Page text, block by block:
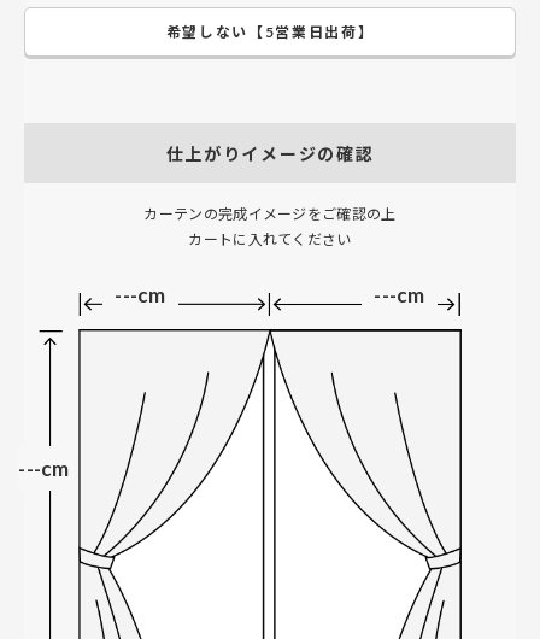
希望しない【5営業日出荷】
仕上がりイメージの確認
カーテンの完成イメージをご確認の上
カートに入れてください
---cm ---cm
---cm